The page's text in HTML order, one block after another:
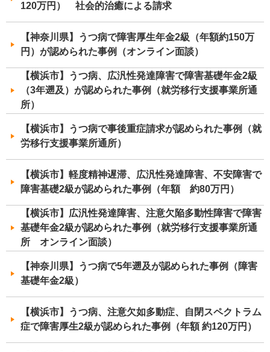
120万円） 社会的治癒による請求
【神奈川県】うつ病で障害厚生年金2級（年額約150万
円）が認められた事例（オンライン面談）
【横浜市】うつ病、広汎性発達障害で障害基礎年金2級
（3年遡及）が認められた事例（就労移行支援事業所通
所）
【横浜市】うつ病で事後重症請求が認められた事例（就
労移行支援事業所通所）
【横浜市】軽度精神遅滞、広汎性発達障害、不安障害で
障害基礎2級が認められた事例（年額 約80万円）
【横浜市】広汎性発達障害、注意欠陥多動性障害で障害
基礎年金2級が認められた事例（就労移行支援事業所通
所 オンライン面談）
【神奈川県】うつ病で5年遡及が認められた事例（障害
基礎年金2級）
【横浜市】うつ病、注意欠如多動症、自閉スペクトラム
症で障害厚生2級が認められた事例（年額 約120万円）